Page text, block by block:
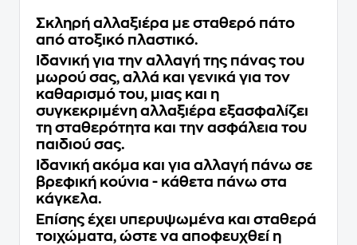
Σκληρή αλλαξιέρα με σταθερό πάτο
από ατοξικό πλαστικό.
Ιδανική για την αλλαγή της πάνας του
μωρού σας, αλλά και γενικά για τον
καθαρισμό του, μιας και η
συγκεκριμένη αλλαξιέρα εξασφαλίζει
τη σταθερότητα και την ασφάλεια του
παιδιού σας.
Ιδανική ακόμα και για αλλαγή πάνω σε
βρεφική κούνια - κάθετα πάνω στα
κάγκελα.
Επίσης έχει υπερυψωμένα και σταθερά
τοιχώματα, ώστε να αποφευχθεί η